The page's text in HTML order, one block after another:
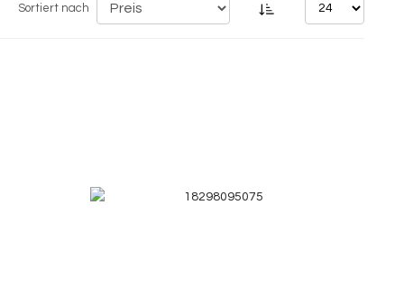
Sortiert nach